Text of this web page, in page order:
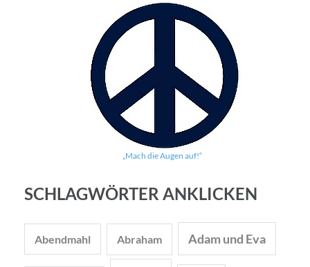
„Mach die Augen auf!“
SCHLAGWÖRTER ANKLICKEN
Abendmahl Abraham Adam und Eva